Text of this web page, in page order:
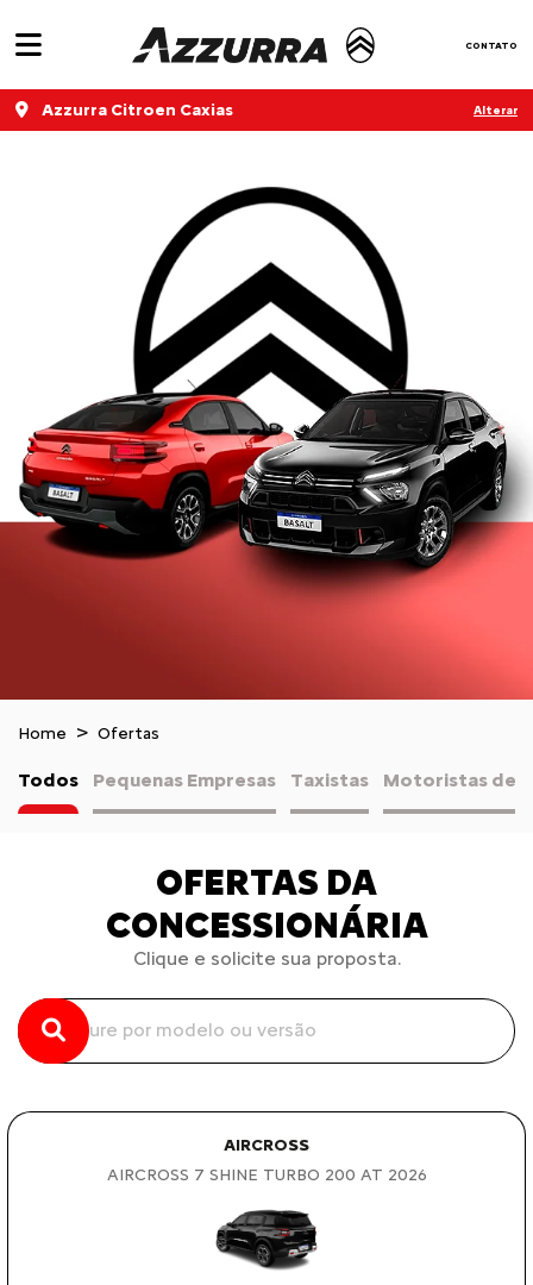
CONTATO
Azzurra Citroen Caxias Alterar
Home Ofertas
Todos Pequenas Empresas Taxistas Motoristas de
OFERTAS DA
CONCESSIONÁRIA
Clique e solicite sua proposta.
AIRCROSS
AIRCROSS 7 SHINE TURBO 200 AT 2026